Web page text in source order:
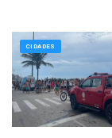
CIDADES